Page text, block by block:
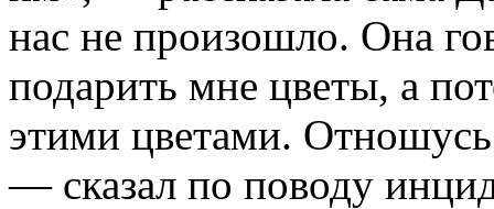
нас не произошло. Она
подарить мне цветы, а
этими цветами.
— сказал по поводу